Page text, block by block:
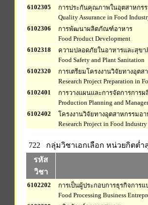
6102305
การประกันคุณภาพในอุตสาหกร
Quality Assurance in Food
6102306
การพัฒนาผลิตภัณฑ์อาหาร
Food Product Development
6102318
ความปลอดภัยในอาหารและสุขา
Food Safety and Plant Sanitation
6102320
การเตรียมโครงงานวิจัยทางอุตส
Research Project Preparation in
6102401
การวางแผนและการจัดการการ
Production Planning and
6102402
โครงงานวิจัยทางอุตสาหกรรมอา
Research Project in Food Industry
722 กลุ่มวิชาเอกเลือก หน่วยกิตต่ำ
รหัส
วิชา
6102202
การเป็นผู้ประกอบการธุรกิจการแ
Food Processing Business